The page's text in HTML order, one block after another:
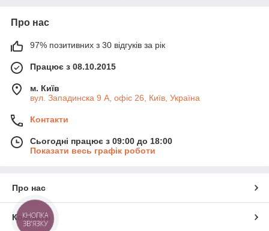
Про нас
97% позитивних з 30 відгуків за рік
Працює з 08.10.2015
м. Київ
вул. Западинска 9 А, офіс 26, Київ, Україна
Контакти
Сьогодні працює з 09:00 до 18:00
Показати весь графік роботи
Про нас
Контакти
КНОПКА
ЗВ'ЯЗКУ